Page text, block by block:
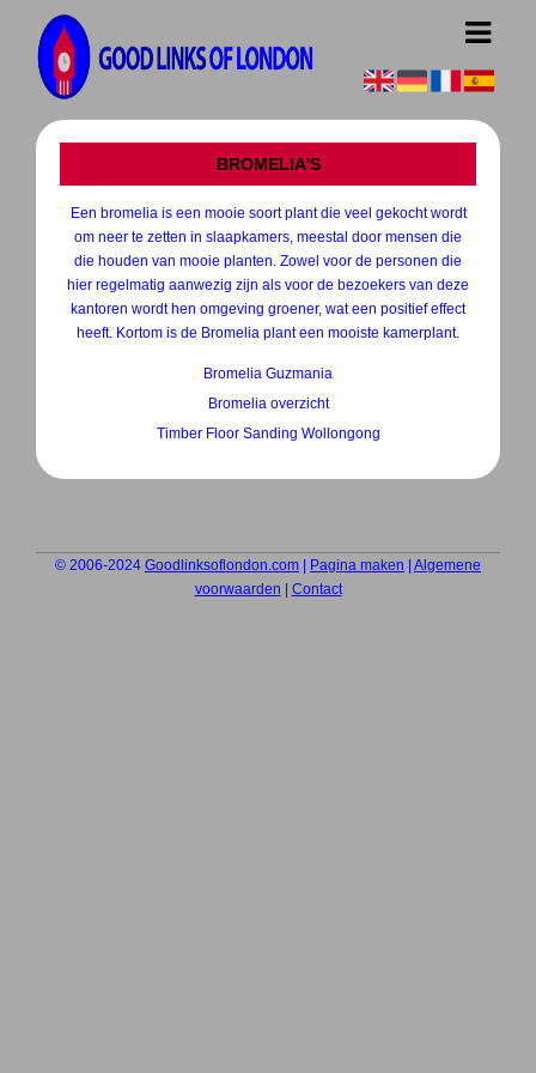
BROMELIA'S
Een bromelia is een mooie soort plant die veel gekocht wordt
om neer te zetten in slaapkamers, meestal door mensen die
die houden van mooie planten. Zowel voor de personen die
hier regelmatig aanwezig zijn als voor de bezoekers van deze
kantoren wordt hen omgeving groener, wat een positief effect
heeft. Kortom is de Bromelia plant een mooiste kamerplant.
Bromelia Guzmania
Bromelia overzicht
Timber Floor Sanding Wollongong
© 2006-2024 Goodlinksoflondon.com Pagina maken
Algemene
voorwaarden
Contact